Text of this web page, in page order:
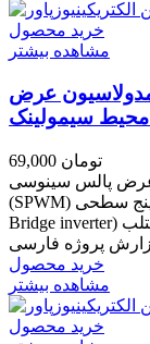
خرید محصول
مشاهده بیشتر
عرض
سیمولینک
69,000 تومان
عرض پالس سینوسی
(SPWM) شبیه سازی کامل اینورتر پنج سطحی ( Five level H-
Bridge inverter) در محیط سیمولینک متلب (MATLAB) یک پروژه
خرید محصول
مشاهده بیشتر
خرید محصول